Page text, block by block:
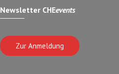
Newsletter CHEevents
Zur Anmeldung